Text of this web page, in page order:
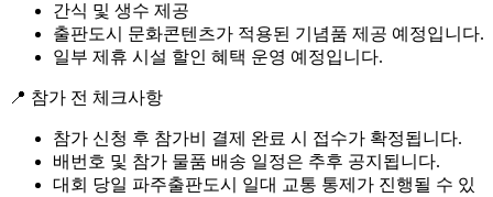
간식 및 생수 제공
출판도시 문화콘텐츠가 적용된 기념품 제공 예정입니다.
일부 제휴 시설 할인 혜택 운영 예정입니다.
📍 참가 전 체크사항
참가 신청 후 참가비 결제 완료 시 접수가 확정됩니다.
배번호 및 참가 물품 배송 일정은 추후 공지됩니다.
대회 당일 파주출판도시 일대 교통 통제가 진행될 수 있